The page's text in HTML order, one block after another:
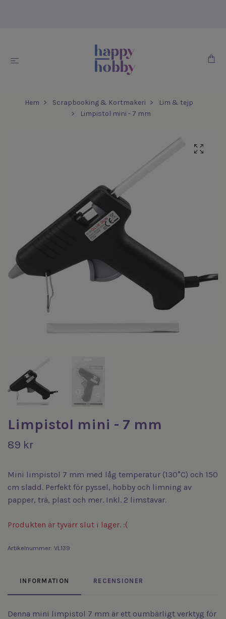
Hem Scrapbooking & Kortmakeri
Lim & tejp
Limpistol mini - 7 mm
Limpistol mini - 7 mm
89 kr
Mini limpistol 7 mm med låg temperatur (130°C) och 150
cm sladd. Perfekt för pyssel, hobby och limning av
papper, trä, plast och mer. Inkl. 2 limstavar.
Produkten är tyvärr slut i lager. :(
Artikelnummer: VL139
INFORMATION RECENSIONER
Denna mini limpistol 7 mm är ett oumbärligt verktyg för